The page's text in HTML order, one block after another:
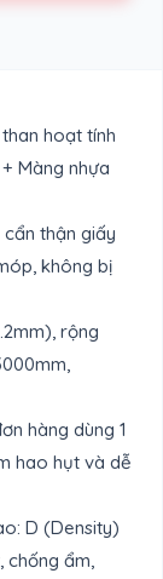
hoạt tính
Màng nhựa
thận giấy
không bị
rộng
hàng dùng 1
hao hụt và dễ
D (Density)
chống ẩm,